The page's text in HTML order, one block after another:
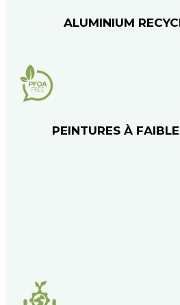
ALUMINIUM
PEINTURES À